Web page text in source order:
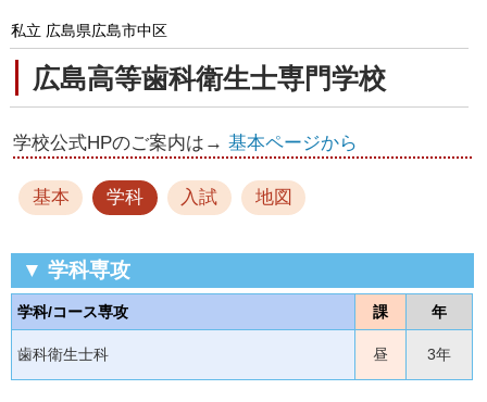
広島高等歯科衛生士専門学校
私立 広島県広島市中区
学校公式HPのご案内は→ 基本ページから
基本 学科 入試 地図
▼ 学科専攻
学科/コース専攻 課 年
歯科衛生士科 昼 3年